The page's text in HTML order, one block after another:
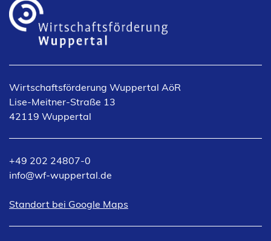
Wirtschaftsförderung Wuppertal AöR
Lise-Meitner-Straße 13
42119 Wuppertal
+49 202 24807-0
info
wf-wuppertal de
Standort bei Google Maps
(Öffnet